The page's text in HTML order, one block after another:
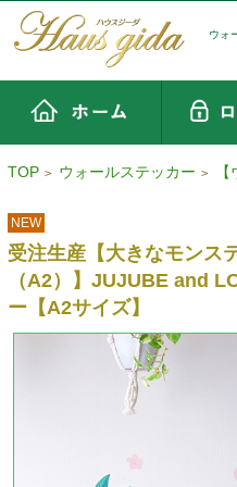
ウォ
TOP > ウォールステッカー >
NEW
受注生産【大きなモンス
（A2）】JUJUBE and
ー【A2サイズ】